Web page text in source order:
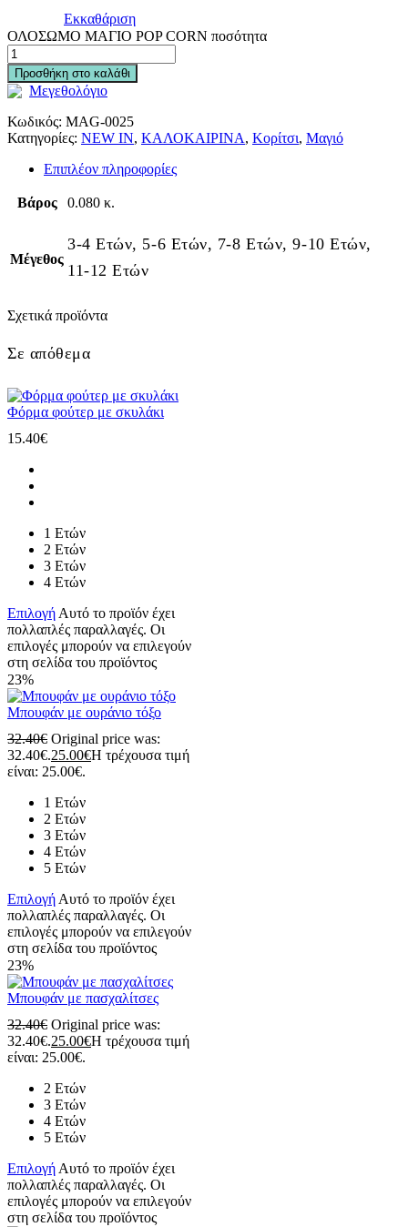
Εκκαθάριση
ΟΛΟΣΩΜΟ ΜΑΓΙΟ POP CORN ποσότητα
Προσθήκη στο καλάθι
Μεγεθολόγιο
Κωδικός: MAG-0025
Κατηγορίες: NEW IN, ΚΑΛΟΚΑΙΡΙΝΑ, Κορίτσι, Μαγιό
Επιπλέον πληροφορίες
Βάρος 0.080 κ.
Μέγεθος
3-4 Ετών, 5-6 Ετών, 7-8 Ετών, 9-10 Ετών,
11-12 Ετών
Σχετικά προϊόντα
Σε απόθεμα
Φόρμα φούτερ με σκυλάκι
15.40€
1 Ετών
2 Ετών
3 Ετών
4 Ετών
Επιλογή Αυτό το προϊόν έχει
πολλαπλές παραλλαγές. Οι
επιλογές μπορούν να επιλεγούν
στη σελίδα του προϊόντος
23%
Μπουφάν με ουράνιο τόξο
32.40€ Original price was:
32.40€.25.00€Η τρέχουσα τιμή
είναι: 25.00€.
1 Ετών
2 Ετών
3 Ετών
4 Ετών
5 Ετών
Επιλογή Αυτό το προϊόν έχει
πολλαπλές παραλλαγές. Οι
επιλογές μπορούν να επιλεγούν
στη σελίδα του προϊόντος
23%
Μπουφάν με πασχαλίτσες
32.40€ Original price was:
32.40€.25.00€Η τρέχουσα τιμή
είναι: 25.00€.
2 Ετών
3 Ετών
4 Ετών
5 Ετών
Επιλογή Αυτό το προϊόν έχει
πολλαπλές παραλλαγές. Οι
επιλογές μπορούν να επιλεγούν
στη σελίδα του προϊόντος